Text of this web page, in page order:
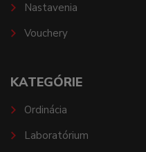
Nastavenia
Vouchery
KATEGÓRIE
Ordinácia
Laboratórium